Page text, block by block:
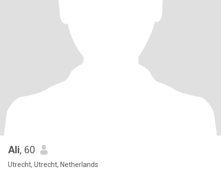
Ali, 60
Utrecht, Utrecht, Netherlands